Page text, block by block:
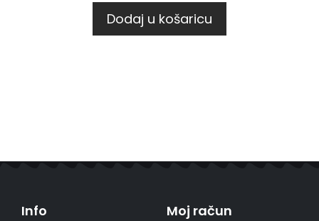
Dodaj u košaricu
Info Moj račun